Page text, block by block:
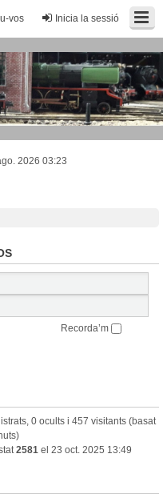
Inicia la sessió
vos
2026 03:23
Recorda’m
0 ocults i 457 visitants (basat
2581 el 23 oct. 2025 13:49